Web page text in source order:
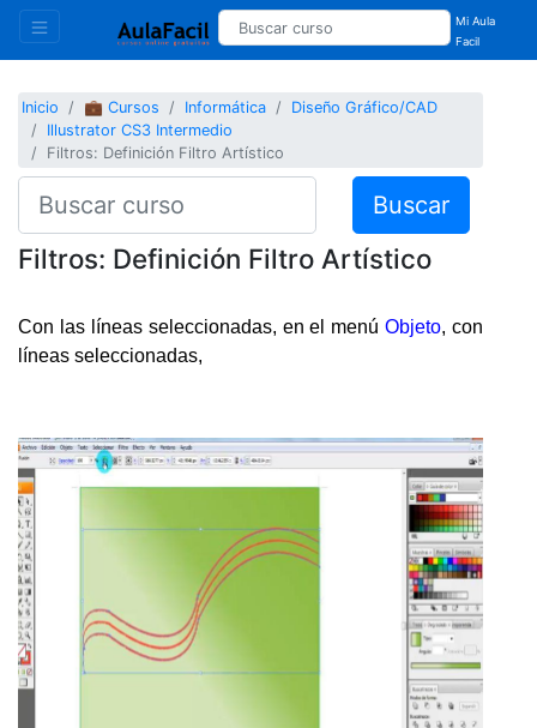
Mi Aula
Facil
Inicio 💼 Cursos Informática
Diseño Gráfico/CAD
Illustrator CS3 Intermedio
Filtros: Definición Filtro Artístico
Buscar
Filtros: Definición Filtro Artístico
Con las líneas seleccionadas, en el menúObjeto, con
líneas seleccionadas,